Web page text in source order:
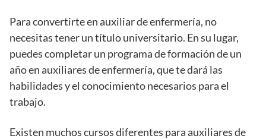
Para convertirte en auxiliar de enfermería, no
necesitas tener un título universitario. En su lugar,
puedes completar un programa de formación de un
año en auxiliares de enfermería, que te dará las
habilidades y el conocimiento necesarios para el
trabajo.
Existen muchos cursos diferentes para auxiliares de